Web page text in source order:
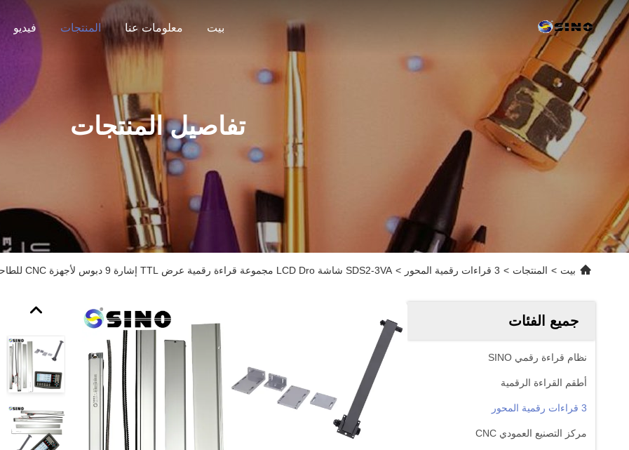
بيت معلومات عنا المنتجات فيديو
تفاصيل المنتجات
بيت > المنتجات > 3 قراءات رقمية المحور > SDS2-3VA شاشة LCD Dro مجموعة قراءة رقمية عرض TTL إشارة 9 دبوس لأجهزة CNC للطاحونة
جميع الفئات
نظام قراءة رقمي SINO
أطقم القراءة الرقمية
3 قراءات رقمية المحور
مركز التصنيع العمودي CNC